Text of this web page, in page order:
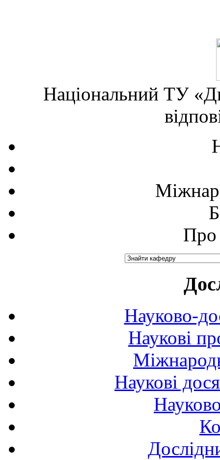
Національний ТУ
Про
Науково-
Наукові
Наукові